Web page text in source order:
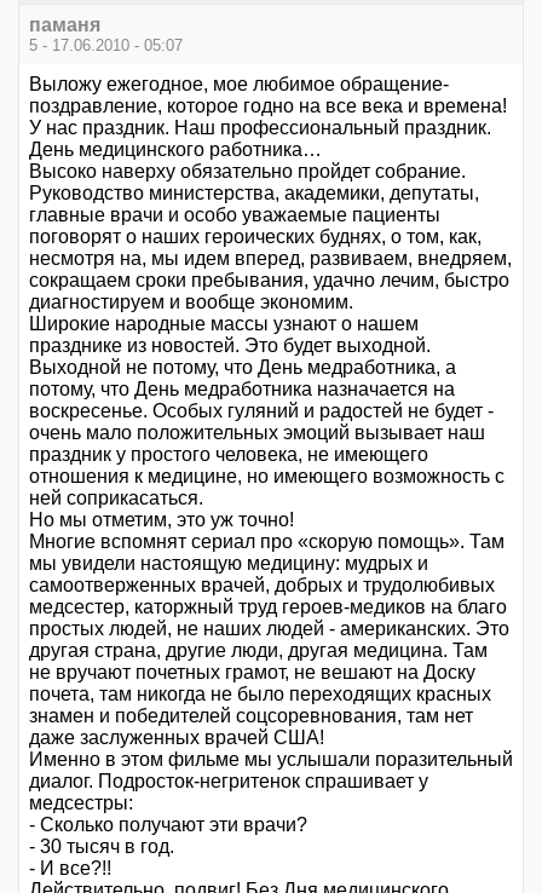
паманя
5 - 17.06.2010 - 05:07
Выложу ежегодное, мое любимое обращение-
поздравление, которое годно на все века и времена!
У нас праздник. Наш профессиональный праздник.
День медицинского работника…
Высоко наверху обязательно пройдет собрание.
Руководство министерства, академики, депутаты,
главные врачи и особо уважаемые пациенты
поговорят о наших героических буднях, о том, как,
несмотря на, мы идем вперед, развиваем, внедряем,
сокращаем сроки пребывания, удачно лечим, быстро
диагностируем и вообще экономим.
Широкие народные массы узнают о нашем
празднике из новостей. Это будет выходной.
Выходной не потому, что День медработника, а
потому, что День медработника назначается на
воскресенье. Особых гуляний и радостей не будет -
очень мало положительных эмоций вызывает наш
праздник у простого человека, не имеющего
отношения к медицине, но имеющего возможность с
ней соприкасаться.
Но мы отметим, это уж точно!
Многие вспомнят сериал про «скорую помощь». Там
мы увидели настоящую медицину: мудрых и
самоотверженных врачей, добрых и трудолюбивых
медсестер, каторжный труд героев-медиков на благо
простых людей, не наших людей - американских. Это
другая страна, другие люди, другая медицина. Там
не вручают почетных грамот, не вешают на Доску
почета, там никогда не было переходящих красных
знамен и победителей соцсоревнования, там нет
даже заслуженных врачей США!
Именно в этом фильме мы услышали поразительный
диалог. Подросток-негритенок спрашивает у
медсестры:
- Сколько получают эти врачи?
- 30 тысяч в год.
- И все?!!